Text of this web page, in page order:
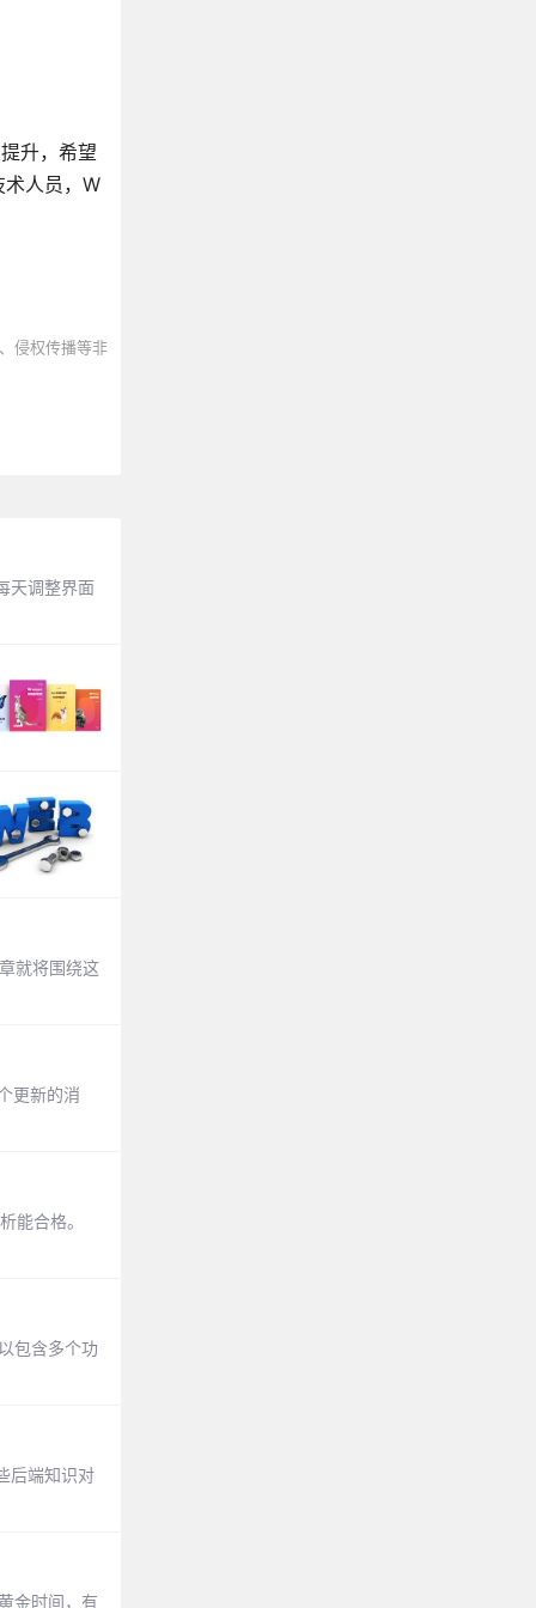
升，希望
人员，W
侵权传播等非
天调整界面
就将围绕这
更新的消
能合格。
包含多个功
后端知识对
金时间，有